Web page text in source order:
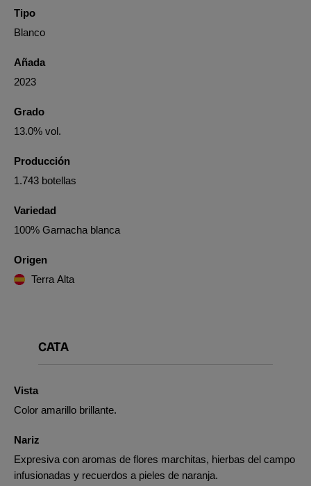
Tipo
Blanco
Añada
2023
Grado
13.0% vol.
Producción
1.743 botellas
Variedad
100% Garnacha blanca
Origen
Terra Alta
CATA
Vista
Color amarillo brillante.
Nariz
Expresiva con aromas de flores marchitas, hierbas del campo
infusionadas y recuerdos a pieles de naranja.